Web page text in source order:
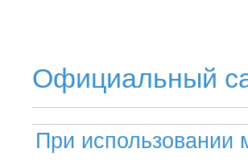
Официальный
При использовании